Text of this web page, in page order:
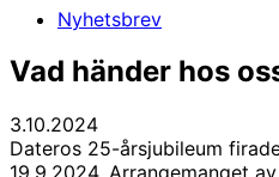
Nyhetsbrev
Vad händer hos
3.10.2024
Dateros 25-årsjubileum